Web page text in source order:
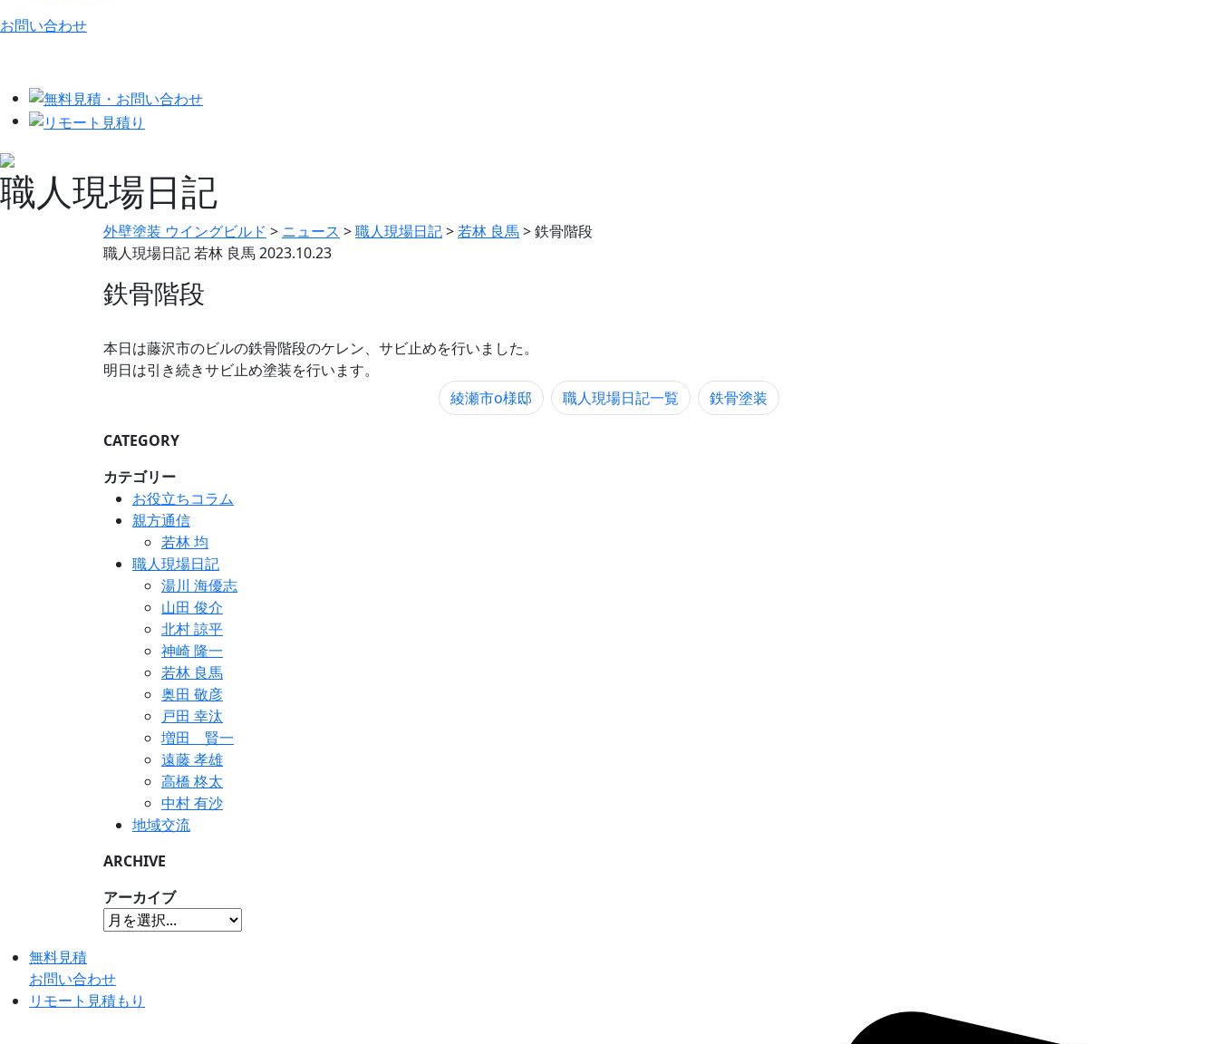
お問い合わせ
職人現場日記
外壁塗装 ウイングビルド > ニュース >職人現場日記>若林 良馬>鉄骨階段
職人現場日記若林 良馬2023.10.23
鉄骨階段
本日は藤沢市のビルの鉄骨階段のケレン、サビ止めを行いました。
明日は引き続きサビ止め塗装を行います。
綾瀬市o様邸
職人現場日記一覧 鉄骨塗装
CATEGORY
カテゴリー
お役立ちコラム
親方通信
若林 均
職人現場日記
湯川 海優志
山田 俊介
北村 諒平
神崎 隆一
若林 良馬
奥田 敬彦
戸田 幸汰
増田 賢一
遠藤 孝雄
高橋 柊太
中村 有沙
地域交流
ARCHIVE
アーカイブ
無料見積
お問い合わせ
リモート見積もり